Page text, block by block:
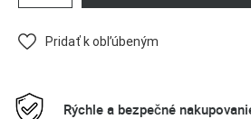
Pridať k obľúbeným
Rýchle a bezpečné